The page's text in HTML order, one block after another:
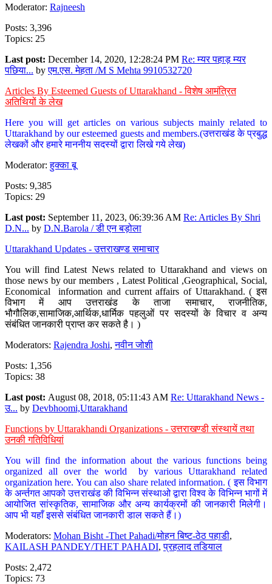
Moderator: Rajneesh
Posts: 3,396
Topics: 25
Last post: December 14, 2020, 12:28:24 PM Re: म्यर पहाड़ म्यर
पछिया... byएम.एस. मेहता /M S Mehta 9910532720
Articles By Esteemed Guests of Uttarakhand - विशेष आमंत्रित
अतिथियों के लेख
Here you will get articles on various subjects mainly related to
Uttarakhand by our esteemed guests and members.(उत्तराखंड के प्रबुद्ध
लेखकों और हमारे माननीय सदस्यों द्वारा लिखे गये लेख)
Moderator:हुक्का बू
Posts: 9,385
Topics: 29
Last post: September 11, 2023, 06:39:36 AM Re: Articles By Shri
D.N... by D.N.Barola / डी एन बड़ोला
Uttarakhand Updates - उत्तराखण्ड समाचार
You will find Latest News related to Uttarakhand and views on
those news by our members , Latest Political ,Geographical, Social,
Economical information and current affairs of Uttarakhand. ( इस
विभाग में आप उत्तराखंड के ताजा समाचार, राजनीतिक,
भौगौलिक,सामाजिक,आर्थिक,धार्मिक पहलुओं पर सदस्यों के विचार व अन्य
संबंधित जानकारी प्राप्त कर सकते है। )
Moderators: Rajendra Joshi,नवीन जोशी
Posts: 1,356
Topics: 38
Last post: August 08, 2018, 05:11:43 AM Re: Uttarakhand News -
उ... by Devbhoomi,Uttarakhand
Functions by Uttarakhandi Organizations - उत्तराखण्डी संस्थायें तथा
उनकी गतिविधियां
You will find the information about the various functions being
organized all over the world by various Uttarakhand related
organization here. You can also share related information. ( इस विभाग
के अर्न्तगत आपको उत्तराखंड की विभिन्न संस्थाओ द्वारा विश्व के विभिन्न भागों में
आयोजित सांस्कृतिक, सामाजिक और अन्य कार्यक्रमों की जानकारी मिलेगी।
आप भी यहाँ इससे संबंधित जानकारी डाल सकते हैं।)
Moderators: Mohan Bisht -Thet Pahadi/मोहन बिष्ट-ठेठ पहाडी,
KAILASH PANDEY/THET PAHADI,प्रहलाद तडियाल
Posts: 2,472
Topics: 73